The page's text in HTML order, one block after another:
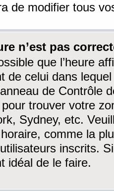
de modifier tous
n’est pas
que l’heure
de celui dans
de Contrôle
trouver votre
Sydney, etc.
comme la
utilisateurs inscrits.
idéal de le faire.